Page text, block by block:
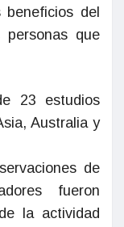
del
que
23 estudios
Australia y
de
fueron
la actividad